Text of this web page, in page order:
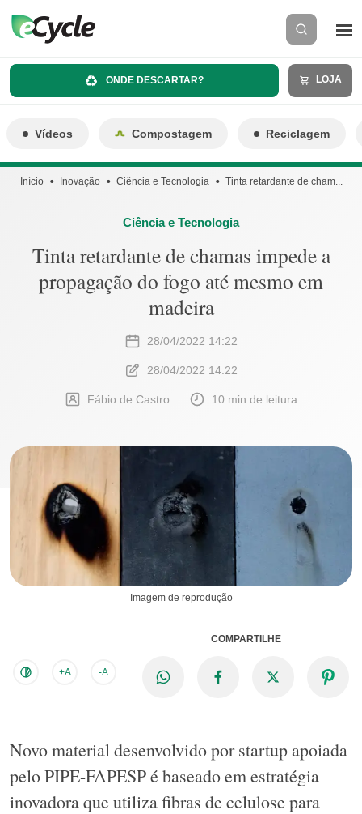
ONDE DESCARTAR? LOJA
Vídeos Compostagem Reciclagem
Início Inovação Ciência e Tecnologia Tinta retardante de cham...
Ciência e Tecnologia
Tinta retardante de chamas impede a
propagação do fogo até mesmo em
madeira
28/04/2022 14:22
28/04/2022 14:22
Fábio de Castro 10 min de leitura
Imagem de reprodução
+A -A
COMPARTILHE
Novo material desenvolvido por startup apoiada
pelo PIPE-FAPESP é baseado em estratégia
inovadora que utiliza fibras de celulose para